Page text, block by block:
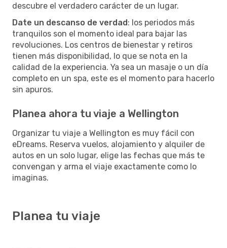
descubre el verdadero carácter de un lugar.
Date un descanso de verdad: los periodos más
tranquilos son el momento ideal para bajar las
revoluciones. Los centros de bienestar y retiros
tienen más disponibilidad, lo que se nota en la
calidad de la experiencia. Ya sea un masaje o un día
completo en un spa, este es el momento para hacerlo
sin apuros.
Planea ahora tu viaje a Wellington
Organizar tu viaje a Wellington es muy fácil con
eDreams. Reserva vuelos, alojamiento y alquiler de
autos en un solo lugar, elige las fechas que más te
convengan y arma el viaje exactamente como lo
imaginas.
Planea tu viaje